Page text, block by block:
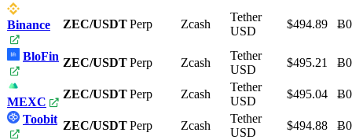
Binance ZEC/USDTPerp Zcash
Tether
USD
$494.89
BloFin ZEC/USDTPerp Zcash
Tether
USD
$495.21
MEXC
ZEC/USDTPerp Zcash
Tether
USD
$495.04
Toobit ZEC/USDTPerp Zcash
Tether
USD
$494.88